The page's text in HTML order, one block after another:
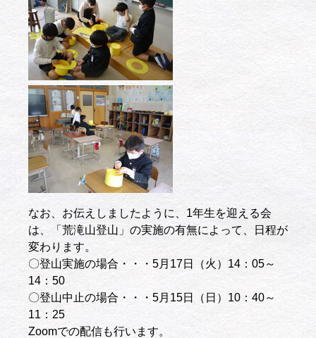
なお、お伝えしましたように、1年生を迎える会
は、「荒滝山登山」の実施の有無によって、日程が
変わります。
〇登山実施の場合・・・5月17日（火）14：05～
14：50
〇登山中止の場合・・・5月15日（日）10：40～
11：25
Zoomでの配信も行います。